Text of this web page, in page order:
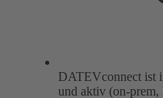
DATEVconnect ist
und aktiv (on-